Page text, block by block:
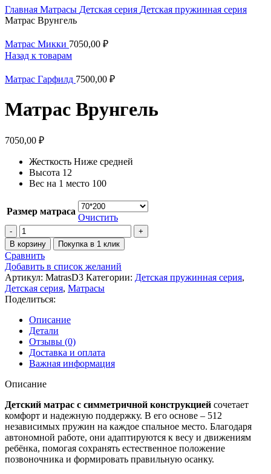
Главная Матрасы Детская серия Детская пружинная серия
Матрас Врунгель
Матрас Микки 7050,00 ₽
Назад к товарам
Матрас Гарфилд 7500,00 ₽
Матрас Врунгель
7050,00 ₽
Жесткость Ниже средней
Высота 12
Вес на 1 место 100
Размер матраса
Очистить
Количество
товара
Матрас
Врунгель
В корзину Покупка в 1 клик
Сравнить
Добавить в список желаний
Артикул: MatrasD3 Категории: Детская пружинная серия,
Детская серия, Матрасы
Поделиться:
Описание
Детали
Отзывы (0)
Доставка и оплата
Важная информация
Описание
Детский матрас с симметричной конструкцией сочетает
комфорт и надежную поддержку. В его основе – 512
независимых пружин на каждое спальное место. Благодаря
автономной работе, они адаптируются к весу и движениям
ребёнка, помогая сохранять естественное положение
позвоночника и формировать правильную осанку.